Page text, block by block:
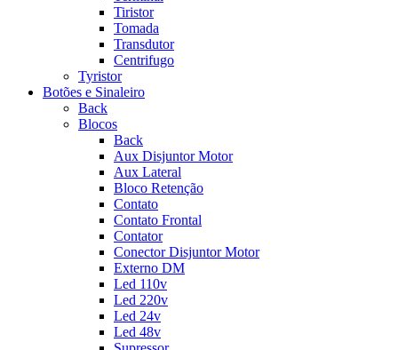
Tiristor
Tomada
Transdutor
Centrifugo
Tyristor
Botões e Sinaleiro
Back
Blocos
Back
Aux Disjuntor Motor
Aux Lateral
Bloco Retenção
Contato
Contato Frontal
Contator
Conector Disjuntor Motor
Externo DM
Led 110v
Led 220v
Led 24v
Led 48v